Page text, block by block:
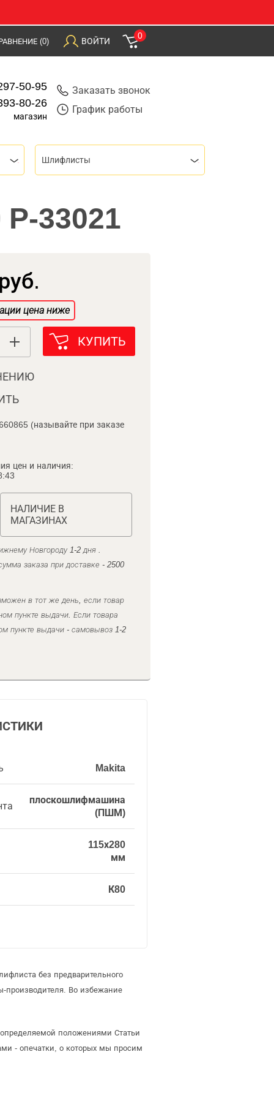
(0) ВОЙТИ
0
50-95
80-26
магазин
Заказать звонок
График работы
Шлифлисты
33021
цена ниже
КУПИТЬ
(называйте при заказе
цен и наличия:
НАЛИЧИЕ В
МАГАЗИНАХ
Новгороду 1-2 дня .
заказа при доставке - 2500
в тот же день, если товар
пункте выдачи. Если товара
пункте выдачи - самовывоз 1-2
Makita
плоскошлифмашина
(ПШМ)
115х280
мм
К80
без предварительного
Во избежание
положениями Статьи
- опечатки, о которых мы просим